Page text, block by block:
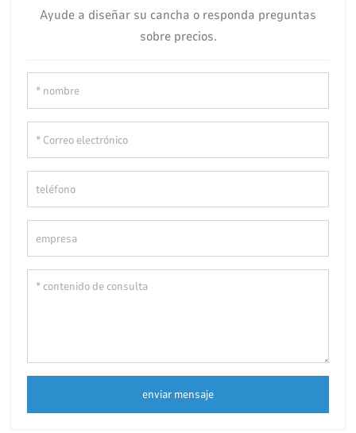
Ayude a diseñar su cancha o responda preguntas
sobre precios.
enviar mensaje